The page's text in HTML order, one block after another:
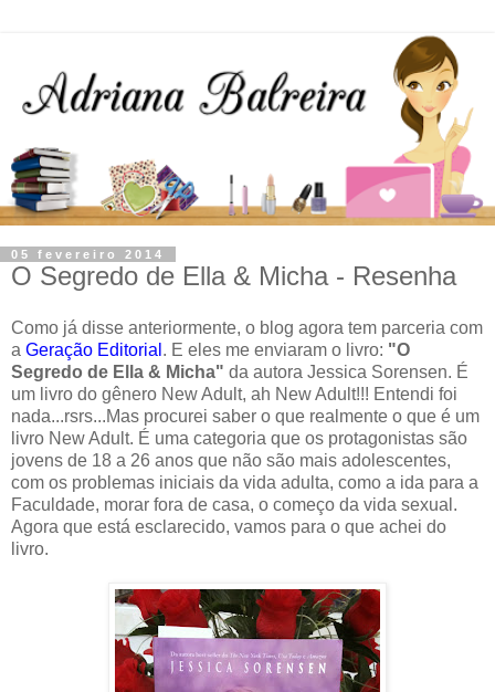
05 fevereiro 2014
O Segredo de Ella & Micha - Resenha
Como já disse anteriormente, o blog agora tem parceria com
a Geração Editorial . E eles me enviaram o livro: "O
Segredo de Ella & Micha" da autora Jessica Sorensen. É
um livro do gênero New Adult, ah New Adult!!! Entendi foi
nada...rsrs...Mas procurei saber o que realmente o que é um
livro New Adult. É uma categoria que os protagonistas são
jovens de 18 a 26 anos que não são mais adolescentes,
com os problemas iniciais da vida adulta, como a ida para a
Faculdade, morar fora de casa, o começo da vida sexual.
Agora que está esclarecido, vamos para o que achei do
livro.